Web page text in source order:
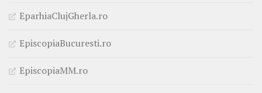
EparhiaClujGherla.ro
EpiscopiaBucuresti.ro
EpiscopiaMM.ro